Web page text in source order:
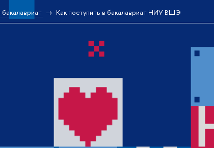
Как поступить в бакалавриат НИУ ВШЭ